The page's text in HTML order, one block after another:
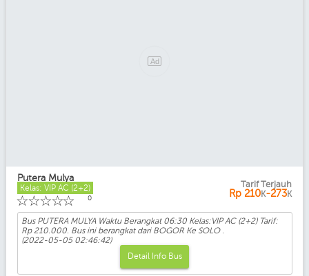
Putera Mulya
Kelas: VIP AC (2+2)
☆
☆
☆
☆
☆ 0
Tarif Terjauh
Rp 210K-273K
Bus PUTERA MULYA Waktu Berangkat 06:30 Kelas:VIP AC (2+2) Tarif:
Rp 210.000. Bus ini berangkat dari BOGOR Ke SOLO .
(2022-05-05 02:46:42)
Detail Info Bus